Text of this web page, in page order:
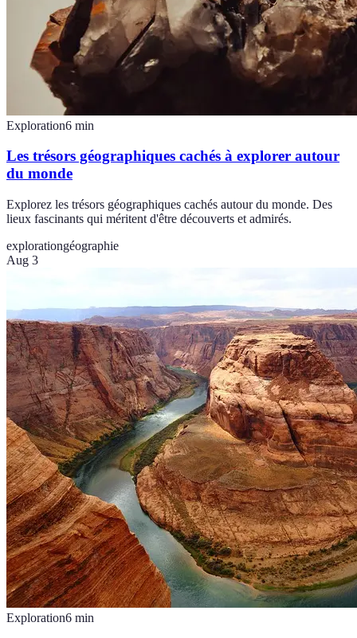
Exploration6 min
Les trésors géographiques cachés à explorer autour
du monde
Explorez les trésors géographiques cachés autour du monde. Des
lieux fascinants qui méritent d'être découverts et admirés.
explorationgéographie
Aug 3
Exploration6 min